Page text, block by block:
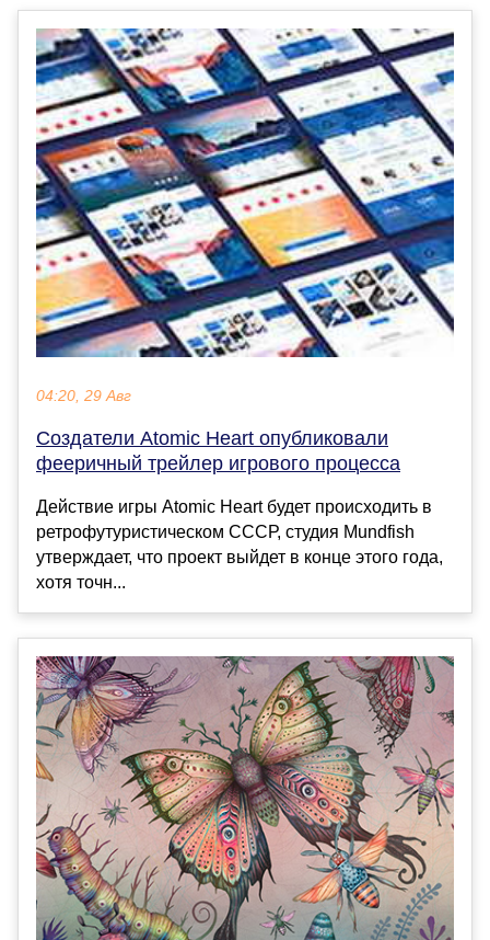
04:20, 29 Авг
Создатели Atomic Heart опубликовали
фееричный трейлер игрового процесса
Действие игры Atomic Heart будет происходить в
ретрофутуристическом СССР, студия Mundfish
утверждает, что проект выйдет в конце этого года,
хотя точн...